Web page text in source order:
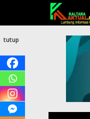
konten
tutup